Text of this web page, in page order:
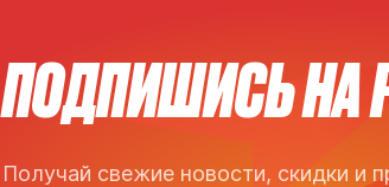
ПОДПИШИСЬ НА
Получай свежие новости, скидки и